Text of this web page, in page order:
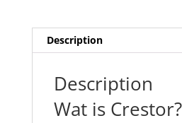
Description
Description
Wat is Crestor?